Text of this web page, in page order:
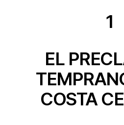
1
EL
COSTA